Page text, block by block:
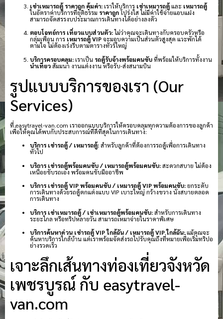
เช่าเหมารถตู้ ราคาถูก คุ้มค่า:เราให้บริการ เช่าเหมารถตู้และ เหมารถตู้
ในอัตราค่าบริการที่ยุติธรรม ราคาถูกโปร่งใส ไม่มีค่าใช้จ่ายแอบแฝง
สามารถจัดสรรงบประมาณการเดินทางได้อย่างลงตัว
ตอบโจทย์การ เที่ยวแบบส่วนตัว:ไม่ว่าคุณจะเดินทางกับครอบครัวหรือ
กลุ่มเพื่อน การ เหมารถตู้ VIPจะมอบความเป็นส่วนตัวสูงสุด แวะพักได้
ตามใจ ไม่ต้องเร่งรีบตามตารางทัวร์ใหญ่
บริการครอบคลุม:เราเป็น รถตู้รับจ้างพร้อมคนขับที่พร้อมให้บริการทั้งงาน
นำเที่ยวสัมมนา งานแต่งงาน หรือรับ-ส่งสนามบิน
รูปแบบบริการของเรา (Our
Services)
ที่ easytravel-van.com เราออกแบบบริการให้ครอบคลุมทุกความต้องการของลูกค้า
เพื่อให้คุณได้พบกับประสบการณ์ที่ดีที่สุดในการเดินทาง:
บริการ เช่ารถตู้ / เหมารถตู้:สำหรับลูกค้าที่ต้องการรถตู้เพื่อการเดินทาง
ทั่วไป
บริการ เช่ารถตู้พร้อมคนขับ / เหมารถตู้พร้อมคนขับ:สะดวกสบาย ไม่ต้อง
เหนื่อยขับรถเอง พร้อมคนขับมืออาชีพ
บริการ เช่ารถตู้ VIP พร้อมคนขับ / เหมารถตู้ VIP พร้อมคนขับ: ยกระดับ
การเดินทางด้วยรถตู้ตกแต่งแบบ VIP เบาะใหญ่ กว้างขวาง นั่งสบายตลอด
การเดินทาง
บริการ เช่าเหมารถตู้ / เช่าเหมารถตู้พร้อมคนขับ:สำหรับการเดินทาง
ระยะไกล หรือทริปหลายวัน สามารถเหมาจ่ายในราคาพิเศษ
บริการค้นหาด่วน เช่ารถตู้ VIP ใกล้ฉัน / เหมารถตู้ VIP ใกล้ฉัน:แม้คุณจะ
ค้นหาบริการใกล้บ้าน แต่เราพร้อมจัดส่งรถไปรับคุณถึงที่หมายเพื่อเริ่มทริปอ
ย่างรวดเร็ว
เจาะลึกเส้นทางท่องเที่ยวจังหวัด
เพชรบูรณ์ กับ easytravel-
van.com